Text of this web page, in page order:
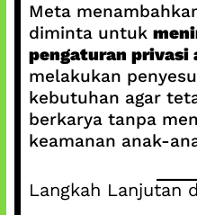
Meta
diminta untuk
pengaturan privasi
melakukan
kebutuhan agar
berkarya tanpa
keamanan anak-
Langkah Lanjutan